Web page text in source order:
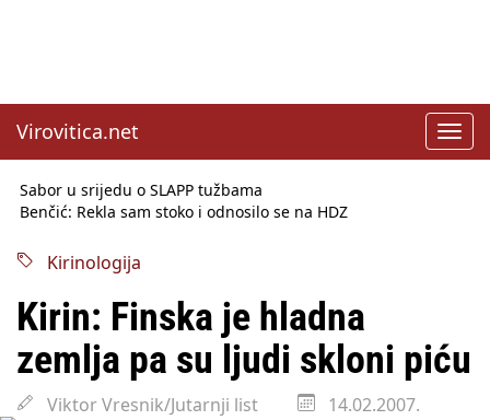
Virovitica.net
Sabor u srijedu o SLAPP tužbama
Benčić: Rekla sam stoko i odnosilo se na HDZ
godine
Sindikati traže zaštitu plaća od inflacije, Ćorić pregovore
najavio za jesen
Državni tajnik Rukavina: Hrvatska ima 3,6 milijuna birača
HŽ Infrastruktura: Nesreće na željezničkim prijelazima
prepolovljene
Državni inspektorat opozvao Barebells pločicu - soft protein
bar Coco Choco
Kirinologija
Kirin: Finska je hladna
zemlja pa su ljudi skloni piću
Viktor Vresnik/Jutarnji list 14.02.2007.